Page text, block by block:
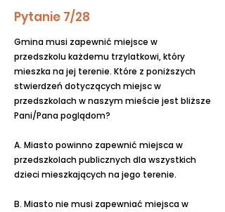
Pytanie 7/28
Gmina musi zapewnić miejsce w
przedszkolu każdemu trzylatkowi, który
mieszka na jej terenie. Które z poniższych
stwierdzeń dotyczących miejsc w
przedszkolach w naszym mieście jest bliższe
Pani/Pana poglądom?
A. Miasto powinno zapewnić miejsca w
przedszkolach publicznych dla wszystkich
dzieci mieszkających na jego terenie.
B. Miasto nie musi zapewniać miejsca w